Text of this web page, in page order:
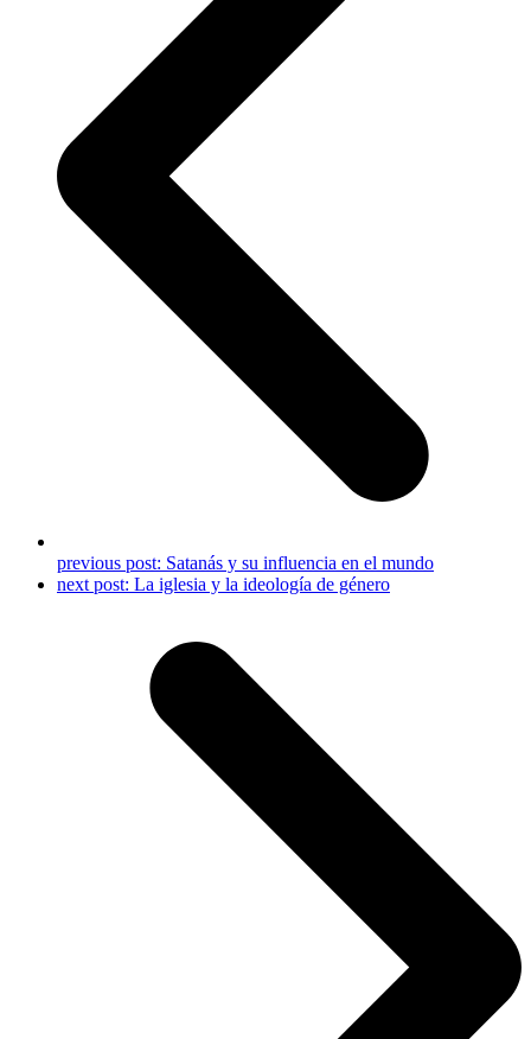
previous post: Satanás y su influencia en el mundo
next post: La iglesia y la ideología de género